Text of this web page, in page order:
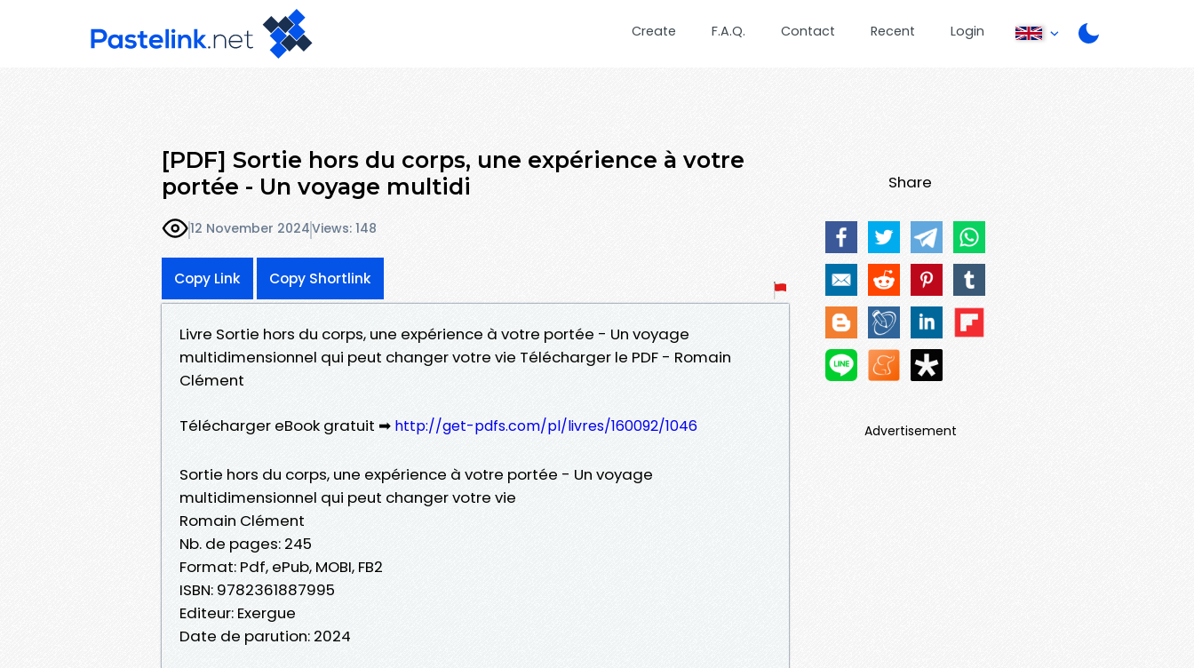
Create F.A.Q. Contact Recent Login
[PDF] Sortie hors du corps, une expérience à votre
portée - Un voyage multidi
12 November 2024Views: 148
Copy Link Copy Shortlink
Livre Sortie hors du corps, une expérience à votre portée - Un voyage
multidimensionnel qui peut changer votre vie Télécharger le PDF - Romain
Clément
Télécharger eBook gratuit ➡ http://get-pdfs.com/pl/livres/160092/1046
Sortie hors du corps, une expérience à votre portée - Un voyage
multidimensionnel qui peut changer votre vie
Romain Clément
Nb. de pages: 245
Format: Pdf, ePub, MOBI, FB2
ISBN: 9782361887995
Editeur: Exergue
Date de parution: 2024
Share
Advertisement